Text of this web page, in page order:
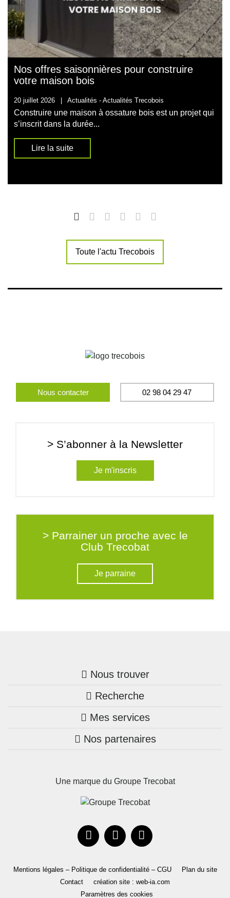
Nos offres saisonnières pour construire
votre maison bois
20 juillet 2026 | Actualités - Actualités Trecobois
Construire une maison à ossature bois est un projet qui
s’inscrit dans la durée...
Lire la suite
Toute l'actu Trecobois
Nous contacter 02 98 04 29 47
> S’abonner à la Newsletter
Je m'inscris
> Parrainer un proche avec le
Club Trecobat
Je parraine
Nous trouver
Trouver une agence
Bretagne
Pays de la Loire
Occitanie
Recherche
Nos annonces
Maison + terrain
Mes services
Mon compte Trecobois
Parrainez un proche!
Nos partenaires
Une marque du Groupe Trecobat
Mentions légales – Politique de confidentialité – CGU
Plan du site
Contact
création site : web-ia.com
Paramètres des cookies